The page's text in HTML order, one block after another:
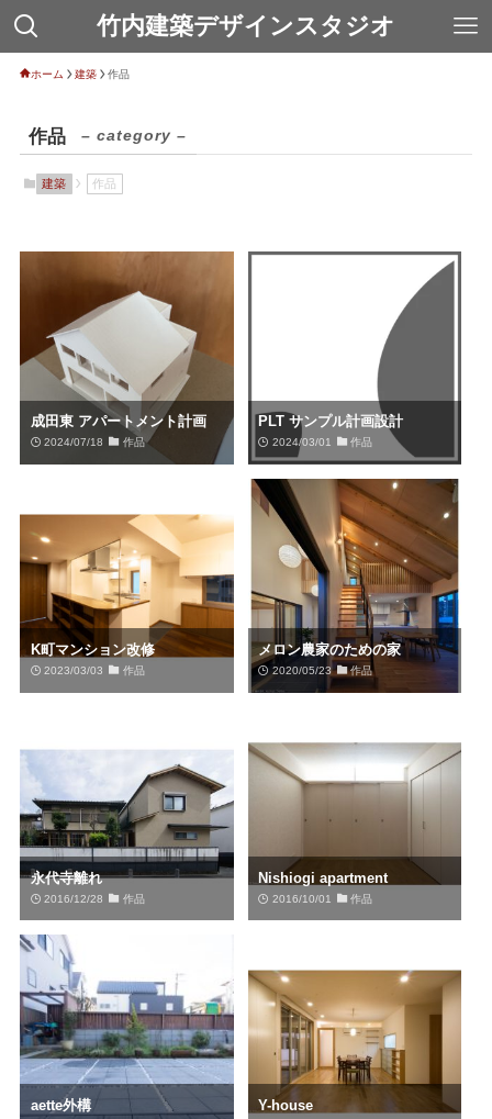
竹内建築デザインスタジオ
ホーム 建築 作品
作品 – category –
建築 作品
成田東 アパートメント計画
2024/07/18 作品
PLT サンプル計画設計
2024/03/01 作品
K町マンション改修
2023/03/03 作品
メロン農家のための家
2020/05/23 作品
永代寺離れ
2016/12/28 作品
Nishiogi apartment
2016/10/01 作品
aette外構 Y-house